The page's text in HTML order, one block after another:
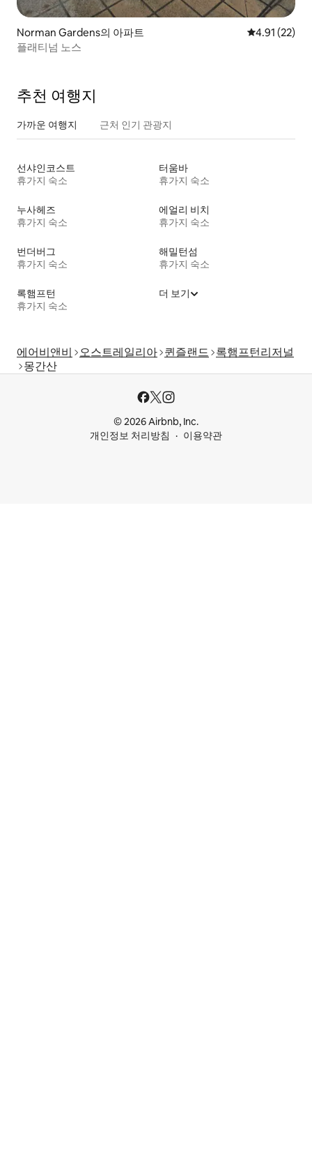
Norman Gardens의 아파트 평점 4.91점
4.91 (22)
플래티넘 노스
추천 여행지
가까운 여행지 근처 인기 관광지
선샤인코스트
휴가지 숙소
터움바
휴가지 숙소
누사헤즈
휴가지 숙소
에얼리 비치
휴가지 숙소
번더버그
휴가지 숙소
해밀턴섬
휴가지 숙소
록햄프턴
휴가지 숙소
더 보기
에어비앤비 오스트레일리아 퀸즐랜드 록햄프턴리저널
몽간산
© 2026 Airbnb, Inc.
개인정보 처리방침
이용약관